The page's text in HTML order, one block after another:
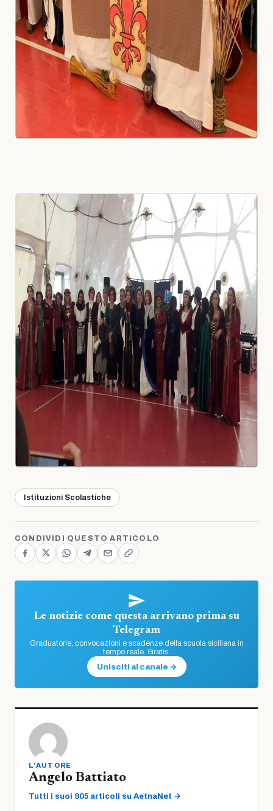
Istituzioni Scolastiche
CONDIVIDI QUESTO ARTICOLO
Le notizie come questa arrivano prima su
Telegram
Graduatorie, convocazioni e scadenze della scuola siciliana in
tempo reale. Gratis.
Unisciti al canale →
L'AUTORE
Angelo Battiato
Tutti i suoi 905 articoli su AetnaNet →